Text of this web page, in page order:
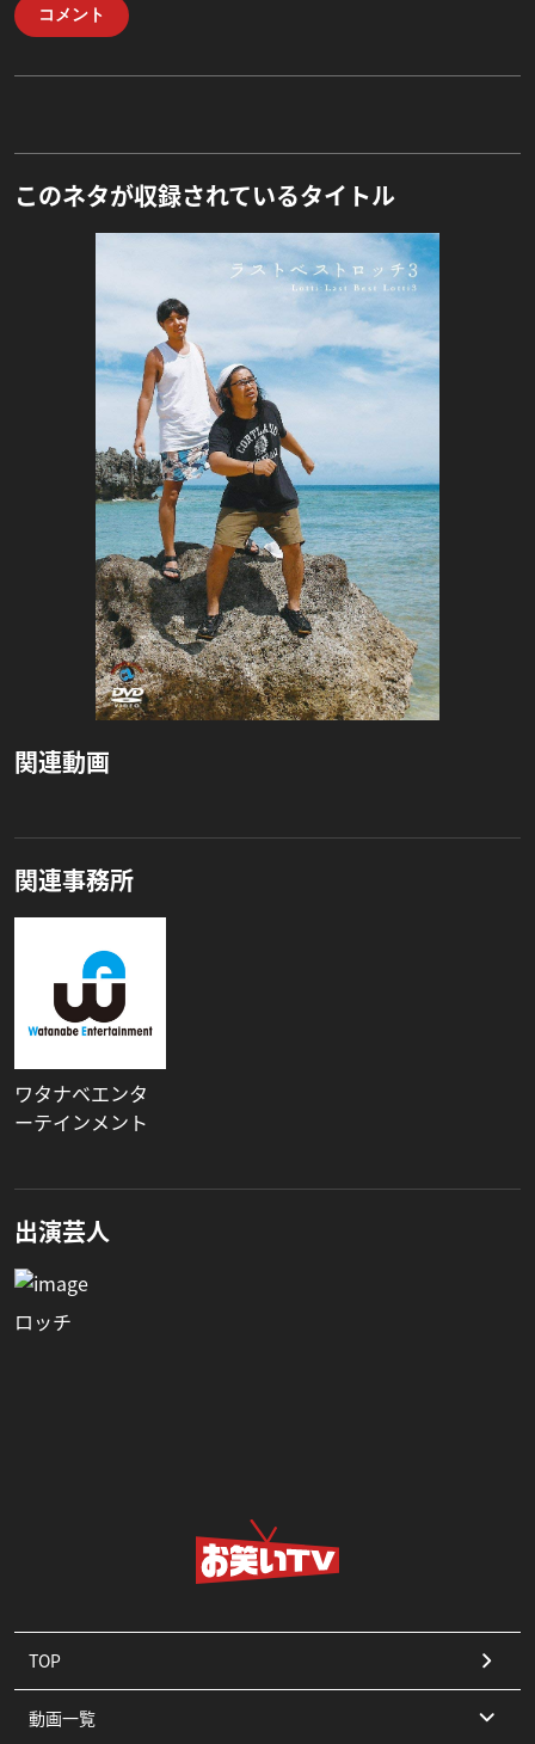
コメント
このネタが収録されているタイトル
関連動画
関連事務所
ワタナベエンタ
ーテインメント
出演芸人
ロッチ
TOP
動画一覧